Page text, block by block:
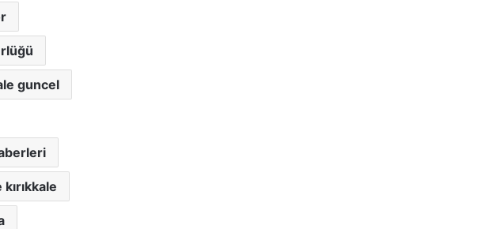
guncel
kırıkkale